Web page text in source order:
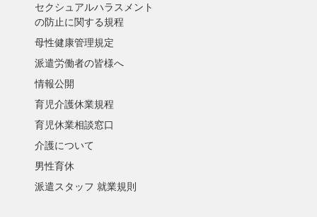
セクシュアルハラスメント
の防止に関する規程
母性健康管理規定
派遣労働者の皆様へ
情報公開
育児介護休業規程
育児休業相談窓口
介護について
男性育休
派遣スタッフ 就業規則